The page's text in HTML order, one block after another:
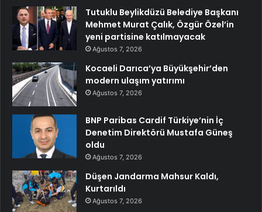
Tutuklu Beylikdüzü Belediye Başkanı
Mehmet Murat Çalık, Özgür Özel’in
yeni partisine katılmayacak
Ağustos 7, 2026
Kocaeli Darıca’ya Büyükşehir’den
modern ulaşım yatırımı
Ağustos 7, 2026
BNP Paribas Cardif Türkiye’nin İç
Denetim Direktörü Mustafa Güneş
oldu
Ağustos 7, 2026
Düşen Jandarma Mahsur Kaldı,
Kurtarıldı
Ağustos 7, 2026